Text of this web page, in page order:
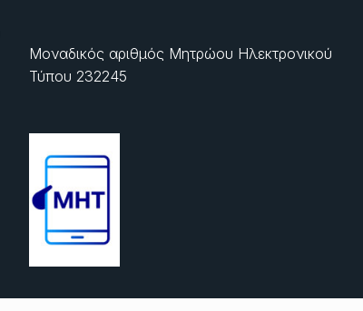
Μοναδικός αριθμός Μητρώου Ηλεκτρονικού
Τύπου 232245